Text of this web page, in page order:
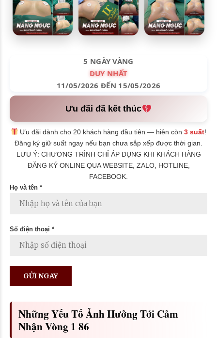
5 NGÀY VÀNG
DUY NHẤT
11/05/2026 ĐẾN 15/05/2026
Ưu đãi đã kết thúc
Ưu đãi dành cho 20 khách hàng đầu tiên — hiện còn3 suất!
Đăng ký giữ suất ngay nếu bạn chưa sắp xếp được thời gian.
LƯU Ý: CHƯƠNG TRÌNH CHỈ ÁP DỤNG KHI KHÁCH HÀNG
ĐĂNG KÝ ONLINE QUA WEBSITE, ZALO, HOTLINE,
FACEBOOK.
Họ và tên *
Số điện thoại *
Những Yếu Tố Ảnh Hưởng Tới Cảm
Nhận Vòng 1 86